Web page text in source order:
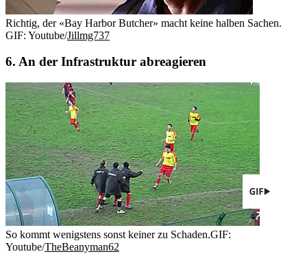
Richtig, der «Bay Harbor Butcher» macht keine halben Sachen.
GIF: Youtube/Jillmg737
6. An der Infrastruktur abreagieren
So kommt wenigstens sonst keiner zu Schaden.GIF:
Youtube/TheBeanyman62